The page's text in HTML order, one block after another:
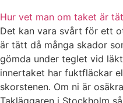
Hur vet man om taket är
Det kan vara svårt för ett
är tätt då många skador
gömda under teglet vid
innertaket har fuktfläckar
skorstenen. Om ni är
Takläggaren i Stockholm